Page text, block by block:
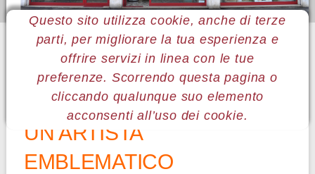
Questo sito utilizza cookie, anche di terze
parti, per migliorare la tua esperienza e
offrire servizi in linea con le tue
preferenze. Scorrendo questa pagina o
cliccando qualunque suo elemento
acconsenti all’uso dei cookie.
Sei qui: Home Le mostre Mostre 2013 Tiziano Baldi
31 Tiziano Baldi
UN ARTISTA
EMBLEMATICO